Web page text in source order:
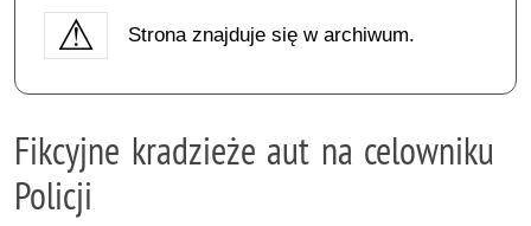
Strona znajduje się w archiwum.
Fikcyjne kradzieże aut na celowniku
Policji